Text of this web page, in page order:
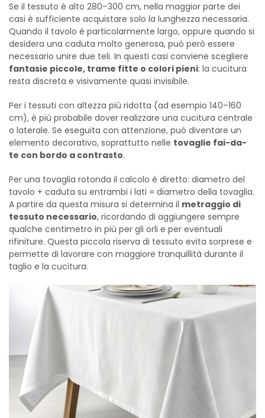
Se il tessuto è alto 280–300 cm, nella maggior parte dei
casi è sufficiente acquistare solo la lunghezza necessaria.
Quando il tavolo è particolarmente largo, oppure quando si
desidera una caduta molto generosa, può però essere
necessario unire due teli. In questi casi conviene scegliere
fantasie piccole, trame fitte o colori pieni: la cucitura
resta discreta e visivamente quasi invisibile.
Per i tessuti con altezza più ridotta (ad esempio 140–160
cm), è più probabile dover realizzare una cucitura centrale
o laterale. Se eseguita con attenzione, può diventare un
elemento decorativo, soprattutto nelle tovaglie fai-da-
te con bordo a contrasto.
Per una tovaglia rotonda il calcolo è diretto: diametro del
tavolo + caduta su entrambi i lati = diametro della tovaglia.
A partire da questa misura si determina il metraggio di
tessuto necessario, ricordando di aggiungere sempre
qualche centimetro in più per gli orli e per eventuali
rifiniture. Questa piccola riserva di tessuto evita sorprese e
permette di lavorare con maggiore tranquillità durante il
taglio e la cucitura.